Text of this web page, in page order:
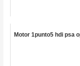
Motor 1punto5 hdi psa